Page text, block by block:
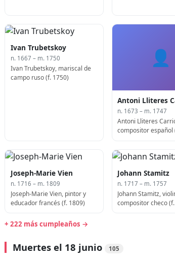
Ivan Trubetskoy
n. 1667 – m. 1750
Ivan Trubetskoy, mariscal de
campo ruso (f. 1750)
👤
Antoni Lliteres
n. 1673 – m. 1747
Antoni Lliteres
compositor español
Joseph-Marie Vien
n. 1716 – m. 1809
Joseph-Marie Vien, pintor y
educador francés (f. 1809)
Johann Stamitz
n. 1717 – m. 1757
Johann Stamitz,
compositor checo
+ 222 más cumpleaños →
Muertes el 18 junio 105